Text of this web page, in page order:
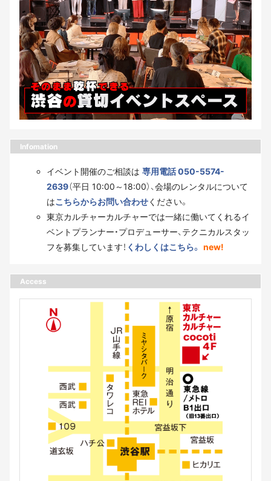
Infomation
イベント開催のご相談は 専用電話 050-5574-
2639（平日 10:00～18:00）、会場のレンタルについて
はこちらからお問い合わせください。
東京カルチャーカルチャーでは一緒に働いてくれるイ
ベントプランナー・プロデューサー、テクニカルスタッ
フを募集しています！ くわしくはこちら。 new!
Access